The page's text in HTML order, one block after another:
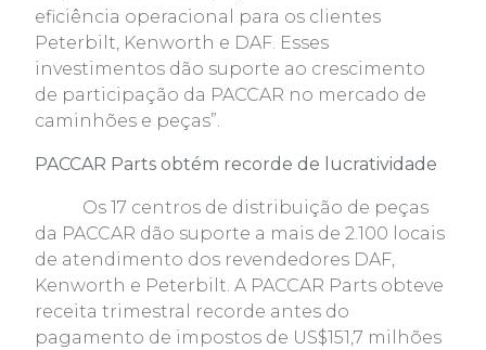
eficiência operacional para os clientes
Peterbilt, Kenworth e DAF. Esses
investimentos dão suporte ao crescimento
de participação da PACCAR no mercado de
caminhões e peças”.
PACCAR Parts obtém recorde de lucratividade
Os 17 centros de distribuição de peças
da PACCAR dão suporte a mais de 2.100 locais
de atendimento dos revendedores DAF,
Kenworth e Peterbilt. A PACCAR Parts obteve
receita trimestral recorde antes do
pagamento de impostos de US$151,7 milhões